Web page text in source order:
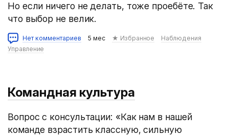
Но если ничего не делать, тоже проебёте. Так
что выбор не велик.
Нет комментариев 5 мес ★ Избранное
Наблюдения
Управление
Командная культура
Вопрос с консультации: «Как нам в нашей
команде взрастить классную, сильную